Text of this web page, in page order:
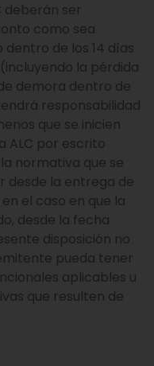
deberán ser
como sea
de los 14 días
la pérdida
demora dentro de
responsabilidad
que se inicien
ALC por escrito
normativa que se
desde la entrega de
el caso en que la
desde la fecha
disposición no
pueda tener
aplicables u
que resulten de